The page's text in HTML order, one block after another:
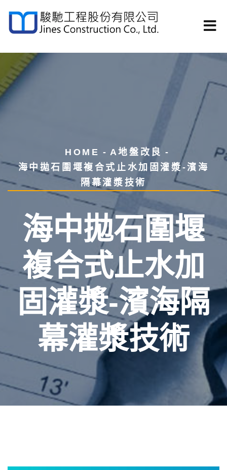
HOME
A地盤改良
海中拋石圍堰複合式止水加固灌漿-濱海
隔幕灌漿技術
海中拋石圍堰
複合式止水加
固灌漿-濱海隔
幕灌漿技術